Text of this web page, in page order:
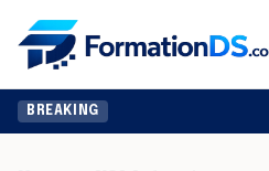
BREAKING